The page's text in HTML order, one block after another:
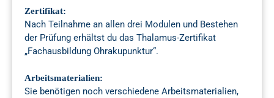
Zertifikat:
Nach Teilnahme an allen drei Modulen und Bestehen
der Prüfung erhältst du das Thalamus-Zertifikat
„Fachausbildung Ohrakupunktur“.
Arbeitsmaterialien:
Sie benötigen noch verschiedene Arbeitsmaterialien,